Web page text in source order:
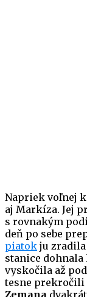
Napriek voľnej
aj Markíza. Jej
s rovnakým
deň po sebe
piatok ju zradila
stanice dohnala
vyskočila až pod
tesne prekročili